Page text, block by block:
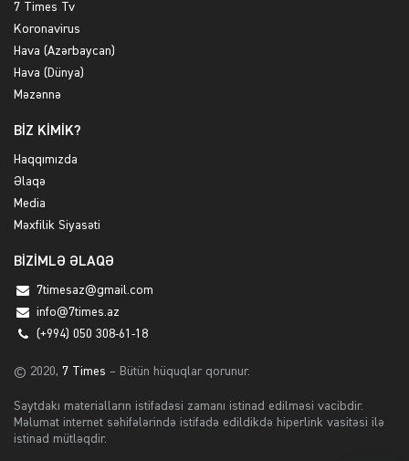
7 Times Tv
Koronavirus
Hava (Azərbaycan)
Hava (Dünya)
Məzənnə
BİZ KİMİK?
Haqqımızda
Əlaqə
Media
Məxfilik Siyasəti
BİZİMLƏ ƏLAQƏ
7timesaz@gmail.com
info@7times.az
(+994) 050 308-61-18
© 2020, 7 Times – Bütün hüquqlar qorunur.
Saytdakı materialların istifadəsi zamanı istinad edilməsi vacibdir.
Məlumat internet səhifələrində istifadə edildikdə hiperlink vasitəsi ilə
istinad mütləqdir.